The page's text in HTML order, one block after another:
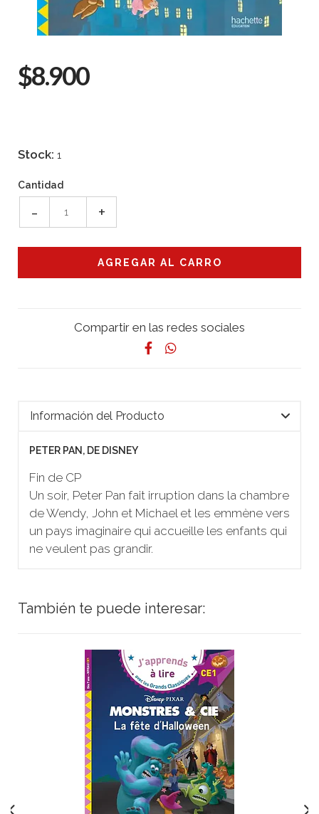
$8.900
Stock: 1
Cantidad
- +
Compartir en las redes sociales
Información del Producto
PETER PAN, DE DISNEY
Fin de CP
Un soir, Peter Pan fait irruption dans la chambre
de Wendy, John et Michael et les emmène vers
un pays imaginaire qui accueille les enfants qui
ne veulent pas grandir.
También te puede interesar: